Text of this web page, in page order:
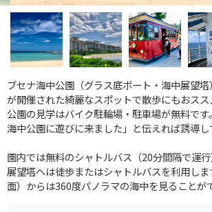
ブセナ海中公園（グラス底ボート・海中展望
が開催された綺麗なスポットで散歩にもおス
公園の見学はバイク駐輪場・駐車場が無料で
海中公園に遊びに来ました」と伝えれば誘導し
園内では無料のシャトルバス（20分間隔で運
展望塔へは徒歩またはシャトルバスを利用し
面）からは360度パノラマの海中を見ることが